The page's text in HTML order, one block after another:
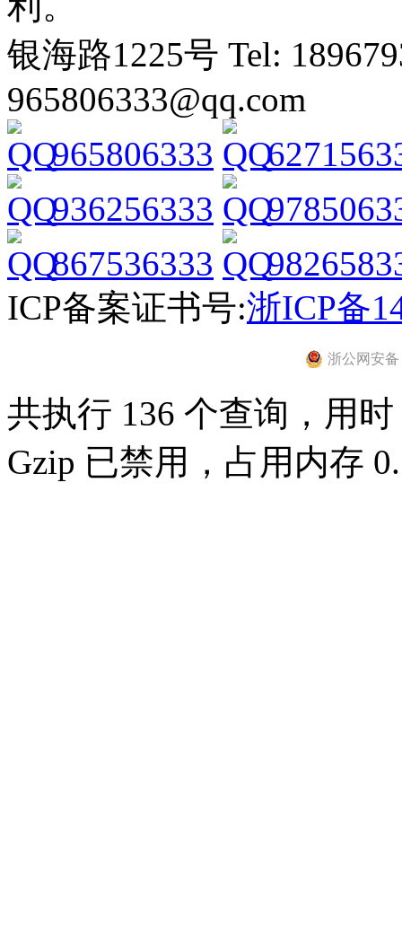
银海路1225号 Tel:
965806333@qq.com
965806333
936256333
867536333
ICP备案证书号:浙ICP备
浙公网安备
共执行 136 个查询，用
Gzip 已禁用，占用内存